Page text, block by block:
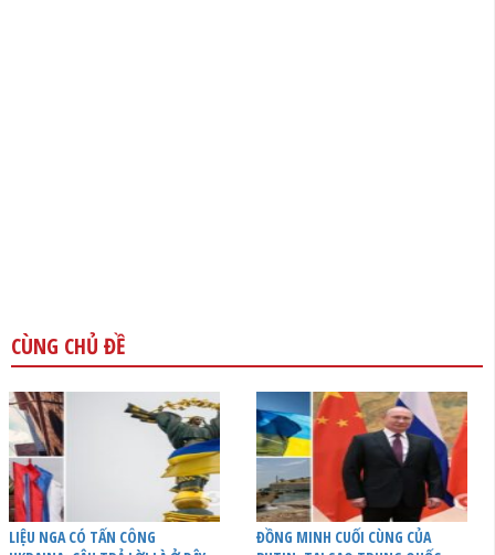
CÙNG CHỦ ĐỀ
LIỆU NGA CÓ TẤN CÔNG
ĐỒNG MINH CUỐI CÙNG CỦA